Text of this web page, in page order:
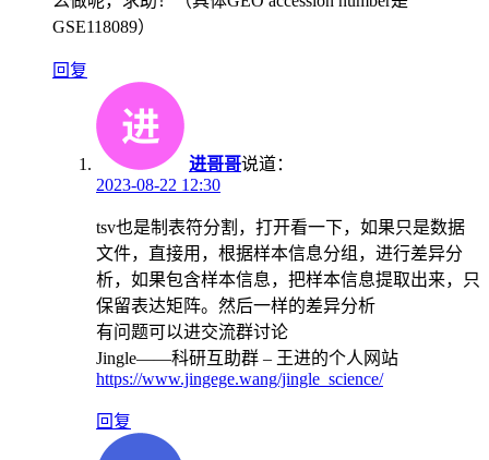
GSE118089）
回复
进哥哥说道：
2023-08-22 12:30
tsv也是制表符分割，打开看一下，如果只是数据
文件，直接用，根据样本信息分组，进行差异分
析，如果包含样本信息，把样本信息提取出来，只
保留表达矩阵。然后一样的差异分析
有问题可以进交流群讨论
Jingle——科研互助群 – 王进的个人网站
https://www.jingege.wang/jingle_science/
回复